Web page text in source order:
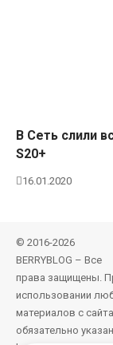
В Сеть слили
S20+
16.01.2020
© 2016-2026
BERRYBLOG – Все
права защищены.
использовании
материалов с сайта
обязательно